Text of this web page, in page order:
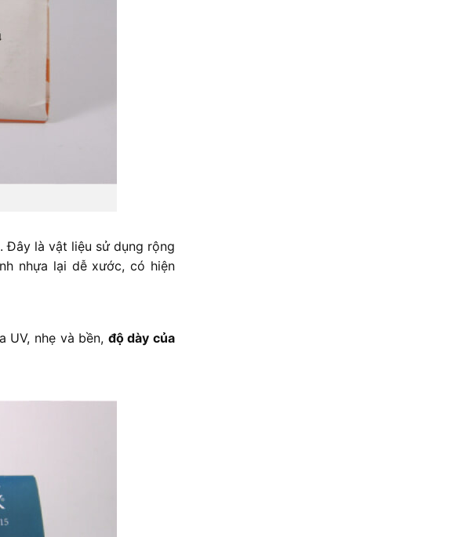
Đây là vật liệu sử dụng rộng
nhựa lại dễ xước, có hiện
UV, nhẹ và bền, độ dày của